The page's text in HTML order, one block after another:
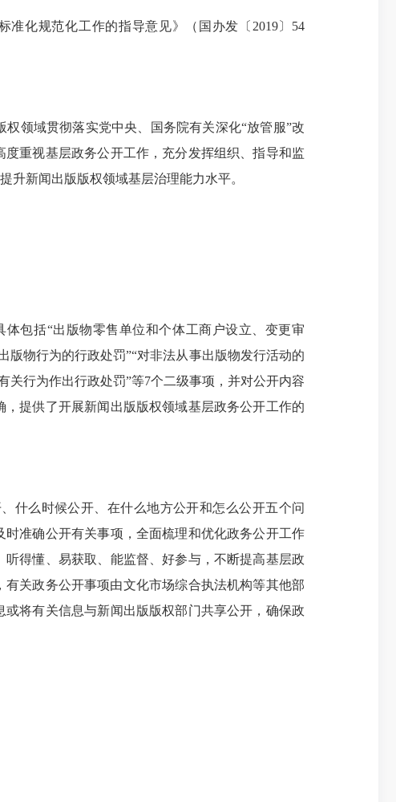
化规范化工作的指导意见》（国办发〔2019〕54
领域贯彻落实党中央、国务院有关深化“放管服”改
重视基层政务公开工作，充分发挥组织、指导和监
升新闻出版版权领域基层治理能力水平。
包括“出版物零售单位和个体工商户设立、变更审
版物行为的行政处罚”“对非法从事出版物发行活动的
关行为作出行政处罚”等7个二级事项，并对公开内容
提供了开展新闻出版版权领域基层政务公开工作的
么时候公开、在什么地方公开和怎么公开五个问
准确公开有关事项，全面梳理和优化政务公开工作
得懂、易获取、能监督、好参与，不断提高基层政
关政务公开事项由文化市场综合执法机构等其他部
将有关信息与新闻出版版权部门共享公开，确保政